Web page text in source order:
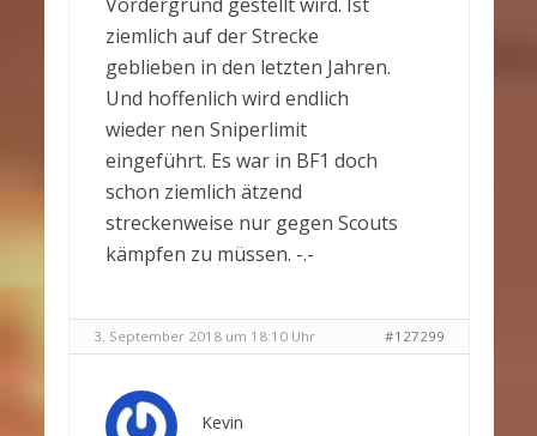
ziemlich auf der Strecke
geblieben in den letzten Jahren.
Und hoffenlich wird endlich
wieder nen Sniperlimit
eingeführt. Es war in BF1 doch
schon ziemlich ätzend
streckenweise nur gegen Scouts
kämpfen zu müssen. -.-
3. September 2018 um 18:10 Uhr #127299
Kevin